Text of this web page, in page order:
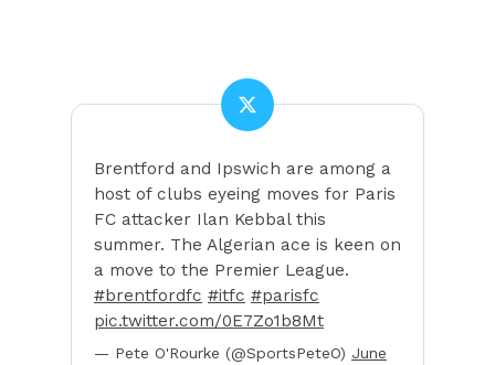
Brentford and Ipswich are among a
host of clubs eyeing moves for Paris
FC attacker Ilan Kebbal this
summer. The Algerian ace is keen on
a move to the Premier League.
#brentfordfc #itfc #parisfc
pic.twitter.com/0E7Zo1b8Mt
— Pete O'Rourke (@SportsPeteO) June